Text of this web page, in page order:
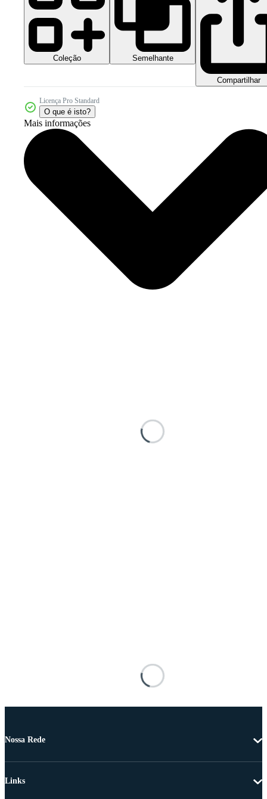
Coleção Semelhante
Compartilhar
Licença Pro Standard
O que é isto?
Mais informações
Nossa Rede
Links